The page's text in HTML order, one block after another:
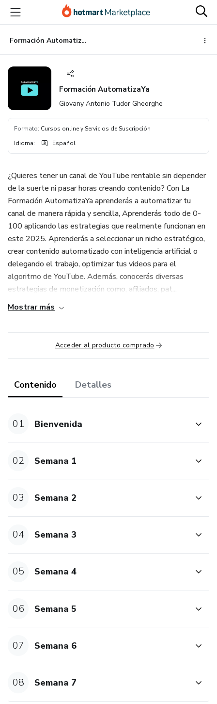
principal
página
de
página
Formación AutomatizaYa
Formación AutomatizaYa
Giovany Antonio Tudor Gheorghe
Formato: Cursos online y Servicios de Suscripción
Idioma: Español
¿Quieres tener un canal de YouTube rentable sin depender
de la suerte ni pasar horas creando contenido? Con La
Formación AutomatizaYa aprenderás a automatizar tu
canal de manera rápida y sencilla, Aprenderás todo de 0-
100 aplicando las estrategias que realmente funcionan en
este 2025. Aprenderás a seleccionar un nicho estratégico,
crear contenido automatizado con inteligencia artificial o
delegando el trabajo, optimizar tus videos para el
algoritmo de YouTube. Además, conocerás diversas
estrategias de monetización como, afiliados, pat...
Mostrar más
Acceder al producto comprado
Contenido Detalles
01 Bienvenida
02 Semana 1
03 Semana 2
04 Semana 3
05 Semana 4
06 Semana 5
07 Semana 6
08 Semana 7